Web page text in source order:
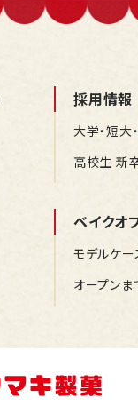
採用情報
大学・短大
高校生 新
ベイクオ
モデルケ
オープン